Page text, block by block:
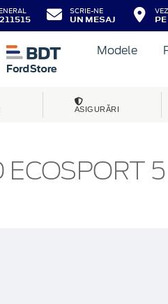
SCRIE-NE
UN MESAJ
Modele
ASIGURĂRI
ECOSPORT